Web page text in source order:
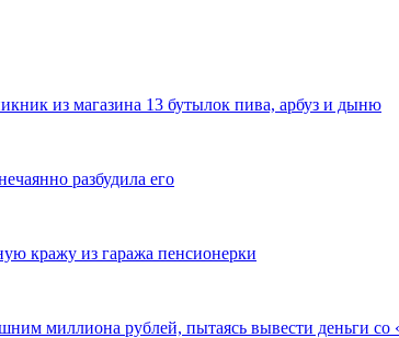
из магазина 13 бутылок пива, арбуз и дыню
разбудила его
кражу из гаража пенсионерки
миллиона рублей, пытаясь вывести деньги со